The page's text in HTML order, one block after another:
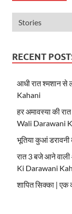
RECENT
आधी रात श्मशान से
Kahani
हर अमावस्या की
Wali Darawani
भूतिया कुआं डरावनी
रात 3 बजे आने
Ki Darawani
शापित सिक्का | एक